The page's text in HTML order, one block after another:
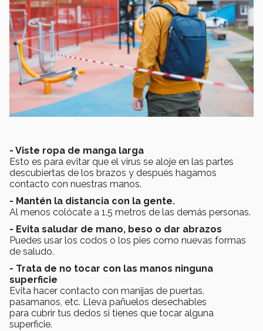
- Viste ropa de manga larga
Esto es para evitar que el virus se aloje en las partes
descubiertas de los brazos y después hagamos
contacto con nuestras manos.
- Mantén la distancia con la gente.
Al menos colócate a 1.5 metros de las demás personas.
- Evita saludar de mano, beso o dar abrazos
Puedes usar los codos o los pies como nuevas formas
de saludo.
- Trata de no tocar con las manos ninguna
superficie
Evita hacer contacto con manijas de puertas,
pasamanos, etc. Lleva pañuelos desechables
para cubrir tus dedos si tienes que tocar alguna
superficie.